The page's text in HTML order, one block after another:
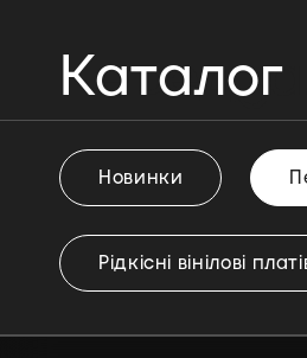
Каталог
Новинки
Рідкісні вінілові